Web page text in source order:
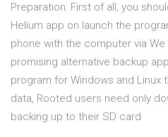
Preparation: First of all, you
Helium app on launch the
phone with the computer via
promising alternative backup
program for Windows and Linux
data, Rooted users need only
backing up to their SD card